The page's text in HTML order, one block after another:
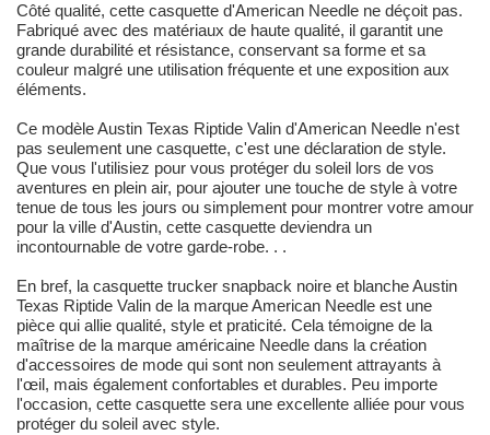
Côté qualité, cette casquette d'American Needle ne déçoit pas.
Fabriqué avec des matériaux de haute qualité, il garantit une
grande durabilité et résistance, conservant sa forme et sa
couleur malgré une utilisation fréquente et une exposition aux
éléments.
Ce modèle Austin Texas Riptide Valin d'American Needle n'est
pas seulement une casquette, c'est une déclaration de style.
Que vous l'utilisiez pour vous protéger du soleil lors de vos
aventures en plein air, pour ajouter une touche de style à votre
tenue de tous les jours ou simplement pour montrer votre amour
pour la ville d'Austin, cette casquette deviendra un
incontournable de votre garde-robe. . .
En bref, la casquette trucker snapback noire et blanche Austin
Texas Riptide Valin de la marque American Needle est une
pièce qui allie qualité, style et praticité. Cela témoigne de la
maîtrise de la marque américaine Needle dans la création
d'accessoires de mode qui sont non seulement attrayants à
l'œil, mais également confortables et durables. Peu importe
l'occasion, cette casquette sera une excellente alliée pour vous
protéger du soleil avec style.